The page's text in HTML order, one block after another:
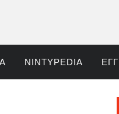
NINTYPEDIA